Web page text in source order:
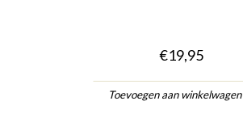
€19,95
Toevoegen aan winkelwagen